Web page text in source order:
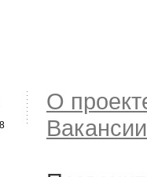
О
Вакансии